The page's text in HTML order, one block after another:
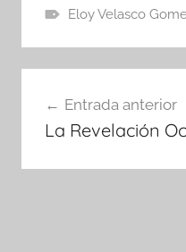
Eloy Velasco
de
Entrada anterior
La Revelación